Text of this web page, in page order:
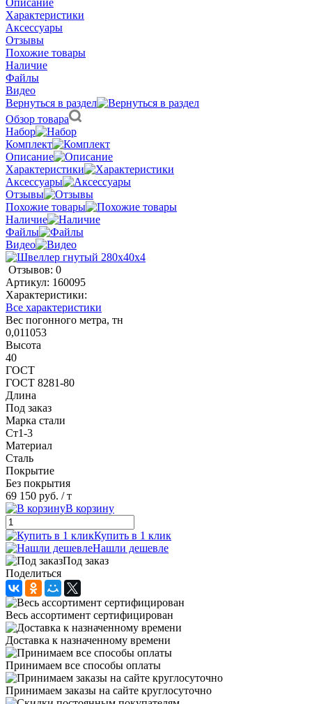
Характеристики
Аксессуары
Отзывы
Похожие товары
Наличие
Файлы
Видео
Вернуться в раздел
Обзор товара
Набор
Комплект
Описание
Характеристики
Аксессуары
Отзывы
Похожие товары
Наличие
Файлы
Видео
Отзывов: 0
Артикул: 160095
Характеристики:
Все характеристики
Вес погонного метра, тн
0,011053
Высота
40
ГОСТ
ГОСТ 8281-80
Длина
Под заказ
Марка стали
Ст1-3
Материал
Сталь
Покрытие
Без покрытия
69 150 руб. / т
В корзину
Купить в 1 клик
Нашли дешевле
Под заказ
Поделиться
Весь ассортимент сертифицирован
Доставка к назначенному времени
Принимаем все способы оплаты
Принимаем заказы на сайте круглосуточно